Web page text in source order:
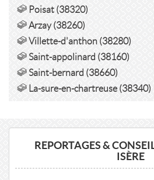
Poisat (38320)
Arzay (38260)
Villette-d'anthon (38280)
Saint-appolinard (38160)
Saint-bernard (38660)
La-sure-en-chartreuse (38340)
REPORTAGES &
ISÈRE